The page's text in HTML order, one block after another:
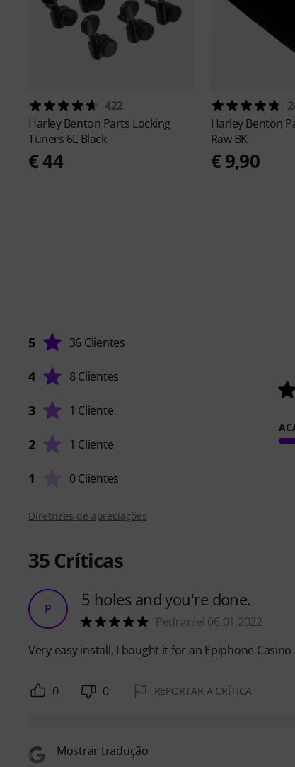
422
Harley Benton Parts Locking
Tuners 6L Black
€ 44
Harley Benton
Raw BK
€ 9,90
5 36 Clientes
4 8 Clientes
3 1 Cliente
2 1 Cliente
1 0 Clientes
Diretrizes de apreciações
35 Críticas
P 5 holes and you're done.
Pedraniel 06.01.2022
Very easy install, I bought it for an Epiphone
0 0 REPORTAR A CRÍTICA
Mostrar tradução